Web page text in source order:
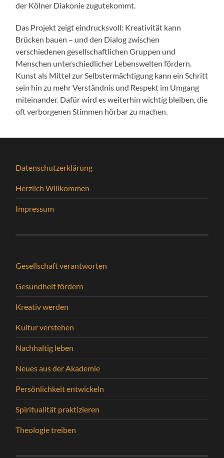
der Kölner Diakonie zugutekommt.
Das Projekt zeigt eindrucksvoll: Kreativität kann
Brücken bauen – und den Dialog zwischen
verschiedenen gesellschaftlichen Gruppen und
Menschen unterschiedlicher Lebenswelten fördern.
Kunst als Mittel zur Selbstermächtigung kann ein Schritt
sein hin zu mehr Verständnis und Respekt im Umgang
miteinander. Dafür wird es weiterhin wichtig bleiben, die
oft verborgenen Stimmen hörbar zu machen.
Datenschutzerklärung
Herzlich Willkommen
Impressum
Gesellschaft verantworten
Gesundheit fördern
Kreativ werden
Kultur verstehen
Nachhaltig leben
Neues aus der Akademie
Persönlichkeit entwickeln
Spiritualität praktizieren
Theologie treiben